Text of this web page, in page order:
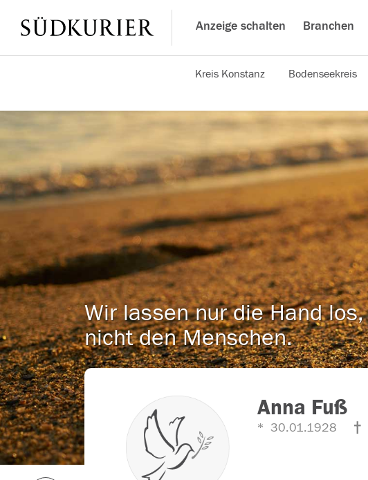
Anzeige schalten Branchen
Kreis Konstanz Bodenseekreis
Wir lassen nur die Hand los,
nicht den Menschen.
Anna Fuß
30.01.1928